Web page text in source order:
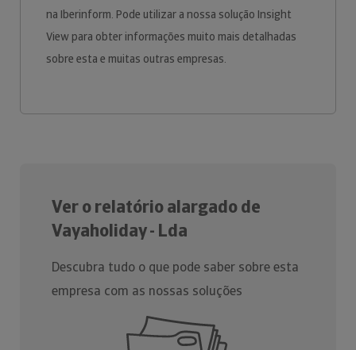
na Iberinform. Pode utilizar a nossa solução Insight
View para obter informações muito mais detalhadas
sobre esta e muitas outras empresas.
Ver o relatório alargado de
Vayaholiday - Lda
Descubra tudo o que pode saber sobre esta
empresa com as nossas soluções